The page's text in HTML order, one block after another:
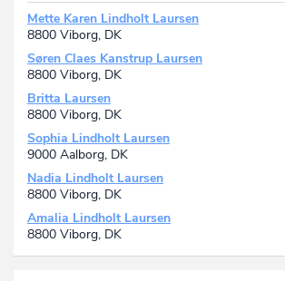
Mette Karen Lindholt Laursen
8800 Viborg, DK
Søren Claes Kanstrup Laursen
8800 Viborg, DK
Britta Laursen
8800 Viborg, DK
Sophia Lindholt Laursen
9000 Aalborg, DK
Nadia Lindholt Laursen
8800 Viborg, DK
Amalia Lindholt Laursen
8800 Viborg, DK